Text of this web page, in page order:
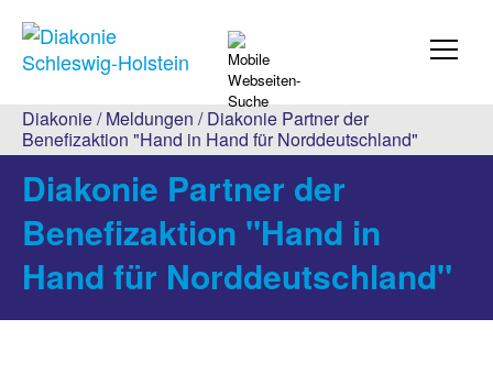
Diakonie/Meldungen / Diakonie Partner der
Benefizaktion "Hand in Hand für Norddeutschland"
Diakonie Partner der
Benefizaktion "Hand in
Hand für Norddeutschland"